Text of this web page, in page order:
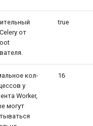
от
true
кол-
у
Worker,
могут
16